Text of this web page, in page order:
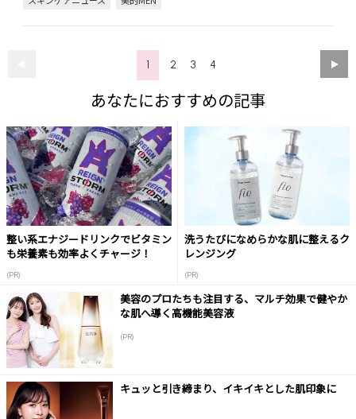
1 2 3 4
あなたにおすすめの記事
整い系エナジードリンクでビタミン
も栄養素も効率よくチャージ！
(PR)
洗うたびになめらかな肌に整えるク
レンジング
(PR)
美容のプロたちも注目する、マルチ効果で健やか
な肌へ導く高機能美容液
(PR)
キュッと引き締まり、イキイキとした肌印象に